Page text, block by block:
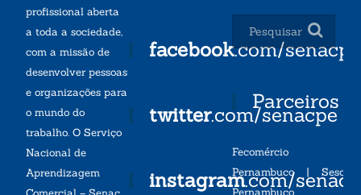
profissional aberta
a toda a sociedade,
com a missão de
desenvolver pessoas
e organizações para
o mundo do
trabalho. O Serviço
Nacional de
Aprendizagem
facebook.com/senacpe
twitter.com/senacpe
instagram.com/
Parceiros
Fecomércio
Pernambuco| Sesc